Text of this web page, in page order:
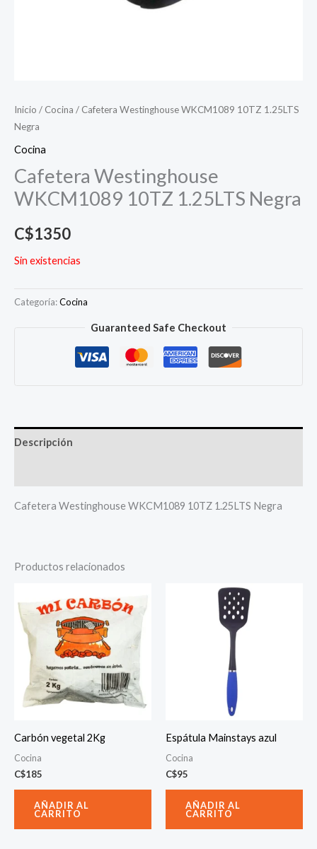
Inicio / Cocina / Cafetera Westinghouse WKCM1089 10TZ 1.25LTS
Negra
Cocina
Cafetera Westinghouse
WKCM1089 10TZ 1.25LTS Negra
C$1350
Sin existencias
Categoría:Cocina
Guaranteed Safe Checkout
Descripción
Cafetera Westinghouse WKCM1089 10TZ 1.25LTS Negra
Productos relacionados
Carbón vegetal 2Kg
Cocina
C$185
AÑADIR AL
CARRITO
Espátula Mainstays azul
Cocina
C$95
AÑADIR AL
CARRITO